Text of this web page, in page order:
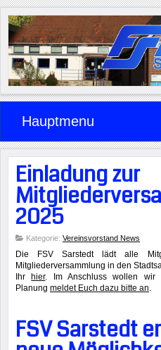
Hauptmenu
Einladung zur
2025
Kategorie: Vereinsvorstand News
Die FSV Sarstedt lädt alle
Mitgliederversammlung in den
Ihr hier. Im Anschluss wollen wir
Planung meldet Euch dazu bitte an.
FSV Sarstedt